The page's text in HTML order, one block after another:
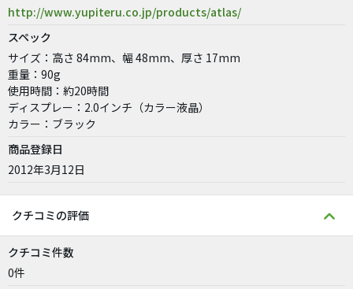
http://www.yupiteru.co.jp/products/atlas/
スペック
サイズ：高さ 84mm、幅 48mm、厚さ 17mm
重量：90g
使用時間：約20時間
ディスプレー：2.0インチ（カラー液晶）
カラー：ブラック
商品登録日
2012年3月12日
クチコミの評価
クチコミ件数
0件